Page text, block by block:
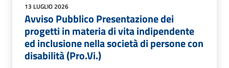
13 LUGLIO 2026
Avviso Pubblico Presentazione dei
progetti in materia di vita indipendente
ed inclusione nella società di persone con
disabilità (Pro.Vi.)